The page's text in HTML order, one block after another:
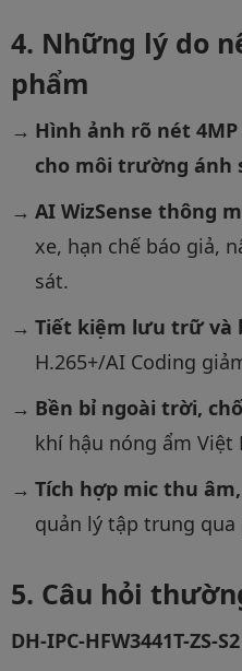
Những lý do
phẩm
Hình ảnh rõ nét
cho môi trường ánh
AI WizSense thông
xe, hạn chế báo giả,
sát.
Tiết kiệm lưu trữ và
H.265+/AI Coding
Bền bỉ ngoài trời,
khí hậu nóng ẩm Việt
Tích hợp mic thu
quản lý tập trung qua
Câu hỏi
DH-IPC-HFW3441T-ZS-